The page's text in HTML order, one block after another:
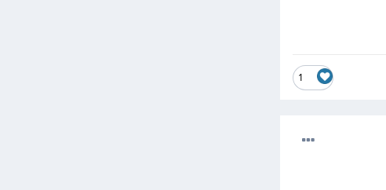
1